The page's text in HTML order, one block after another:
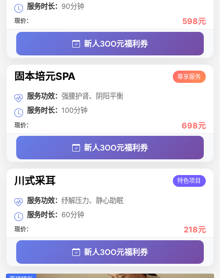
服务时长： 90分钟
现价： 598元
新人3OO元福利券
固本培元SPA 尊享服务
服务功效： 强腰护肾、阴阳平衡
服务时长： 100分钟
现价： 698元
新人3OO元福利券
川式采耳 特色项目
服务功效： 纾解压力、静心助眠
服务时长： 60分钟
现价： 218元
新人3OO元福利券